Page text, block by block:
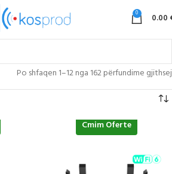
0 0.00
Po shfaqen 1–12 nga 162 përfundime gjithsej
Cmim Oferte